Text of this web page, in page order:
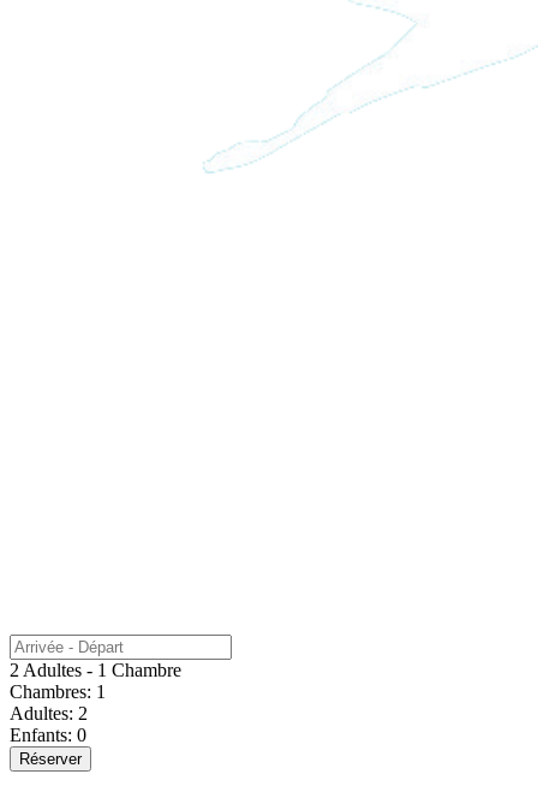
2 Adultes - 1 Chambre
Chambres: 1
Adultes: 2
Enfants: 0
Réserver